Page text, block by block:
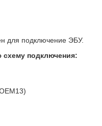
для подключение ЭБУ.
подключения: